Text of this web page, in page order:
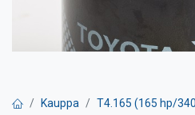
Kauppa T4.165 (165 hp/